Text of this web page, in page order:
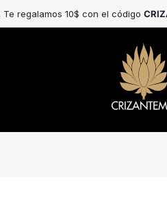
Te regalamos 10$ con el código